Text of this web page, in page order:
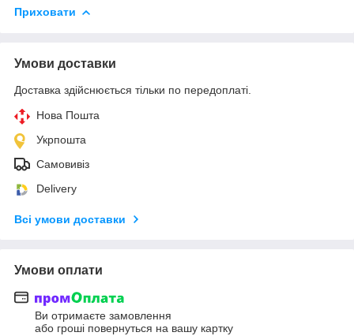
Приховати
Умови доставки
Доставка здійснюється тільки по передоплаті.
Нова Пошта
Укрпошта
Самовивіз
Delivery
Всі умови доставки
Умови оплати
Ви отримаєте замовлення
або гроші повернуться на вашу картку